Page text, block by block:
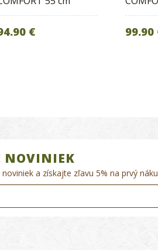
€ 99.90
NOVINIEK
a získajte zľavu 5% na prvý